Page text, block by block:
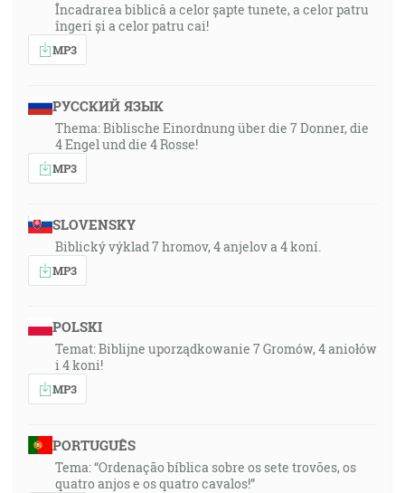
Încadrarea biblică a celor șapte tunete, a celor patru
îngeri și a celor patru cai!
MP3
РУССКИЙ ЯЗЫК
Thema: Biblische Einordnung über die 7 Donner, die
4 Engel und die 4 Rosse!
MP3
SLOVENSKY
Biblický výklad 7 hromov, 4 anjelov a 4 koní.
MP3
POLSKI
Temat: Biblijne uporządkowanie 7 Gromów, 4 aniołów
i 4 koni!
MP3
PORTUGUÊS
Tema: “Ordenação bíblica sobre os sete trovões, os
quatro anjos e os quatro cavalos!”